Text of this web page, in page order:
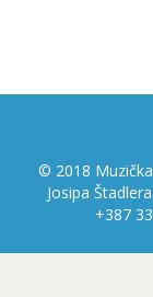
© 2018
Josipa
+387